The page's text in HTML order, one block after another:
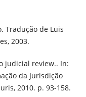
Tradução de Luis
2003.
judicial review.. In:
da Jurisdição
2010. p. 93-158.